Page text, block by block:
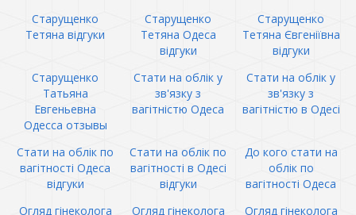
Старущенко
Тетяна відгуки
Старущенко
Тетяна Одеса
відгуки
Старущенко
Тетяна Євгеніївна
відгуки
Старущенко
Татьяна
Евгеньевна
Одесса отзывы
Стати на облік у
зв'язку з
вагітністю Одеса
Стати на облік у
зв'язку з
вагітністю в Одесі
Стати на облік по
вагітності Одеса
відгуки
Стати на облік по
вагітності в Одесі
відгуки
До кого стати на
облік по
вагітності Одеса
Огляд гінеколога
Огляд гінеколога
Огляд гінеколога